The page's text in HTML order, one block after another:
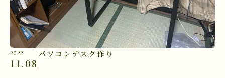
2022
11.08
パソコンデスク作り